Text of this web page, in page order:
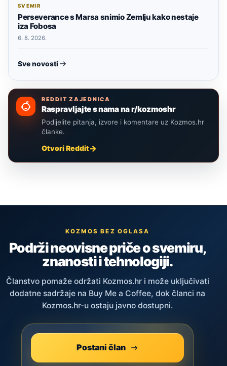
SVEMIR
Perseverance s Marsa snimio Zemlju kako nestaje
iza Fobosa
6. 8. 2026.
Sve novosti
REDDIT ZAJEDNICA
Raspravljajte s nama na r/kozmoshr
Podijelite pitanja, izvore i komentare uz Kozmos.hr
članke.
Otvori Reddit
KOZMOS BEZ OGLASA
Podrži neovisne priče o svemiru,
znanosti i tehnologiji.
Članstvo pomaže održati Kozmos.hr i može uključivati
dodatne sadržaje na Buy Me a Coffee, dok članci na
Kozmos.hr-u ostaju javno dostupni.
Postani član